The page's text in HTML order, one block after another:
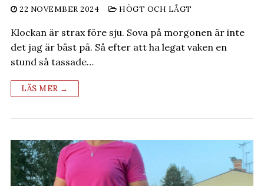
22 NOVEMBER 2024 HÖGT OCH LÅGT
Klockan är strax före sju. Sova på morgonen är inte
det jag är bäst på. Så efter att ha legat vaken en
stund så tassade…
LÄS MER →